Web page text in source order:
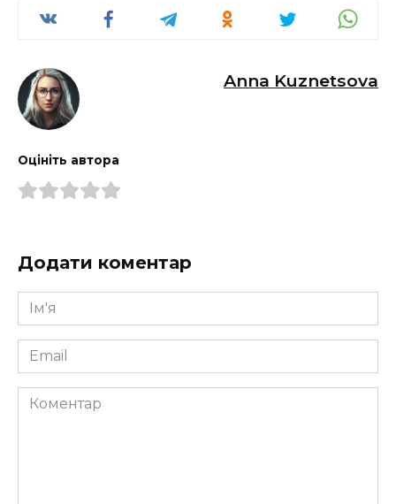
Anna Kuznetsova
Оцініть автора
Додати коментар
Ім'я
*
Email
*
Коментар